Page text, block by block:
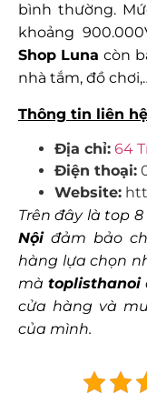
bình thường.
khoảng
Shop Lunacòn
nhà tắm, đồ
Thông tin liên
Địa chỉ: 64
Điện thoại:
Website:
Trên đây là top
Nộiđảm bảo
hàng lựa chọn
mà toplisthanoi
cửa hàng và
của mình.